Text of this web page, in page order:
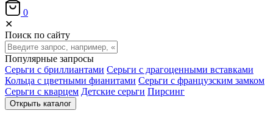
0
✕
Поиск по сайту
Популярные запросы
Серьги с бриллиантами Серьги с драгоценными вставками
Кольца с цветными фианитами Серьги с французским замком
Серьги с кварцем Детские серьги Пирсинг
Открыть каталог